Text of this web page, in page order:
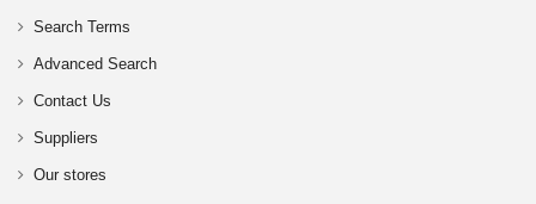
Search Terms
Advanced Search
Contact Us
Suppliers
Our stores